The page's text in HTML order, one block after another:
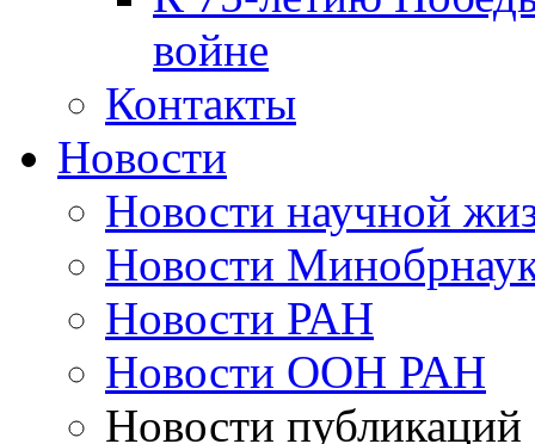
войне
Контакты
Новости
Новости научной
Новости
Новости РАН
Новости ООН РАН
Новости публикаций